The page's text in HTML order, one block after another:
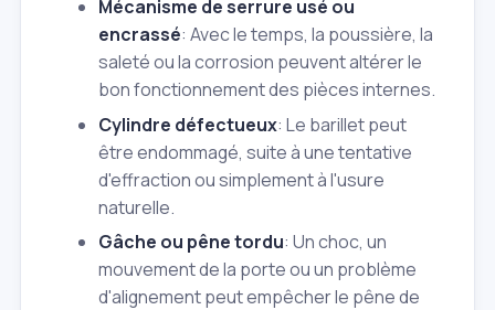
Mécanisme de serrure usé ou
encrassé: Avec le temps, la poussière, la
saleté ou la corrosion peuvent altérer le
bon fonctionnement des pièces internes.
Cylindre défectueux: Le barillet peut
être endommagé, suite à une tentative
d'effraction ou simplement à l'usure
naturelle.
Gâche ou pêne tordu: Un choc, un
mouvement de la porte ou un problème
d'alignement peut empêcher le pêne de